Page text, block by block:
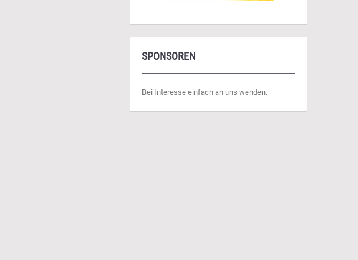
SPONSOREN
Bei Interesse einfach an uns wenden.